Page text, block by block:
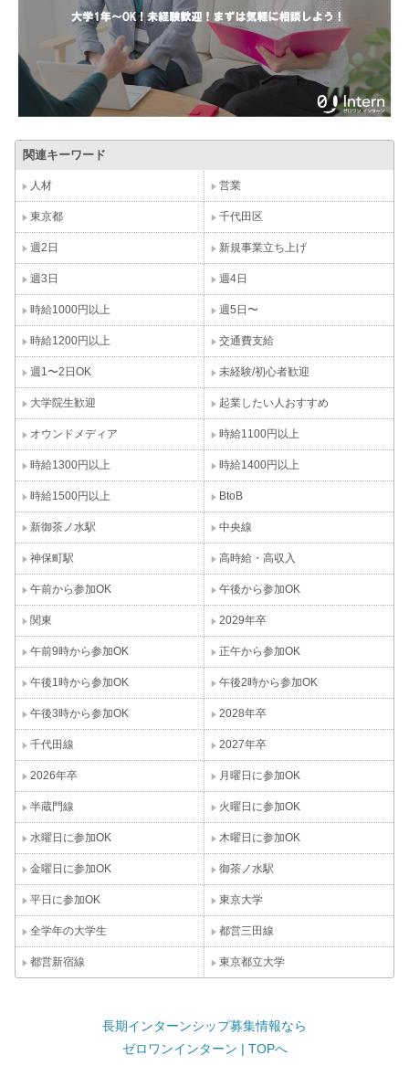
関連キーワード
人材 営業
東京都 千代田区
週2日 新規事業立ち上げ
週3日 週4日
時給1000円以上 週5日〜
時給1200円以上 交通費支給
週1〜2日OK 未経験/初心者歓迎
大学院生歓迎 起業したい人おすすめ
オウンドメディア 時給1100円以上
時給1300円以上 時給1400円以上
時給1500円以上 BtoB
新御茶ノ水駅 中央線
神保町駅 高時給・高収入
午前から参加OK 午後から参加OK
関東 2029年卒
午前9時から参加OK 正午から参加OK
午後1時から参加OK 午後2時から参加OK
午後3時から参加OK 2028年卒
千代田線 2027年卒
2026年卒 月曜日に参加OK
半蔵門線 火曜日に参加OK
水曜日に参加OK 木曜日に参加OK
金曜日に参加OK 御茶ノ水駅
平日に参加OK 東京大学
全学年の大学生 都営三田線
都営新宿線 東京都立大学
長期インターンシップ募集情報なら
ゼロワンインターン | TOPへ